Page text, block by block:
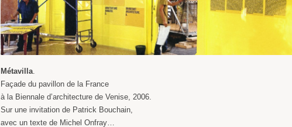
Métavilla.
Façade du pavillon de la France
à la Biennale d’architecture de Venise, 2006.
Sur une invitation de Patrick Bouchain,
avec un texte de Michel Onfray…